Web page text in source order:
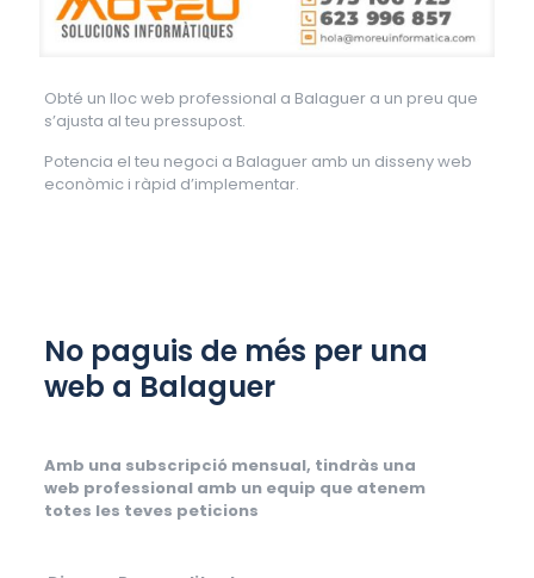
Obté un lloc web professional a Balaguer a un preu que
s’ajusta al teu pressupost.
Potencia el teu negoci a Balaguer amb un disseny web
econòmic i ràpid d’implementar.
No paguis de més per una
web a Balaguer
Amb una subscripció mensual, tindràs una
web professional amb un equip que atenem
totes les teves peticions